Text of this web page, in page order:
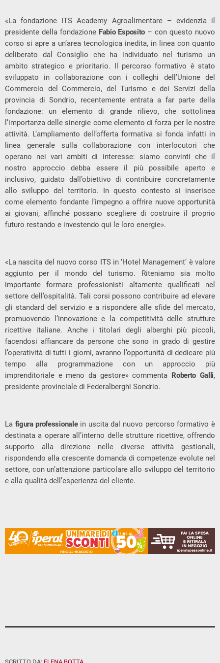
«La fondazione ITS Academy Agroalimentare – evidenzia il
presidente della fondazione Fabio Esposito – con questo nuovo
corso si apre a un’area tecnologica inedita, in linea con quanto
deliberato dal Consiglio che ha individuato nel turismo un
ambito strategico e prioritario. Il percorso formativo è stato
sviluppato in collaborazione con i colleghi dell’Unione del
Commercio del Commercio, del Turismo e dei Servizi della
provincia di Sondrio, recentemente entrata a far parte della
fondazione: un elemento di grande rilievo, che sottolinea
l’importanza delle sinergie come elemento di forza per le nostre
attività. L’ampliamento dell’offerta formativa si fonda infatti in
linea generale sulla collaborazione con interlocutori che
operano nei vari ambiti di interesse: siamo convinti che il
nostro approccio debba essere il più possibile aperto e
inclusivo, guidato dall’obiettivo di contribuire concretamente
allo sviluppo del territorio. In questo contesto si inserisce
come elemento fondante l’impegno a offrire nuove opportunità
ai giovani, affinché possano scegliere di costruire il proprio
futuro restando e investendo qui le loro energie».
«La nascita del nuovo corso ITS in ‘Hotel Management’ è valore
aggiunto per il mondo del turismo. Riteniamo sia molto
importante formare professionisti altamente qualificati nel
settore dell’ospitalità. Tali corsi possono contribuire ad elevare
gli standard del servizio e a rispondere alle sfide del mercato,
promuovendo l’innovazione e la competitività delle strutture
ricettive italiane. Anche i titolari degli alberghi più piccoli,
facendosi affiancare da persone che sono in grado di gestire
l’operatività di tutti i giorni, avranno l’opportunità di dedicare più
tempo alla programmazione con un approccio più
imprenditoriale e meno da gestore» commenta
Roberto Galli,
presidente provinciale di Federalberghi Sondrio.
La figura professionalein uscita dal nuovo percorso formativo è
destinata a operare all’interno delle strutture ricettive, offrendo
supporto alla direzione nelle diverse attività gestionali,
rispondendo alla crescente domanda di competenze evolute nel
settore, con un’attenzione particolare allo sviluppo del territorio
e alla qualità dell’esperienza del cliente.